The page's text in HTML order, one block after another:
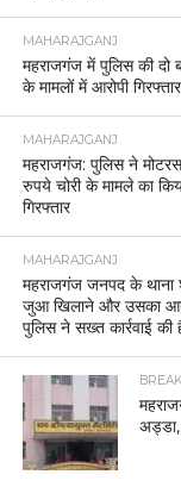
MAHARAJGANJ
महराजगंज में पुलिस की दो
के मामलों में आरोपी गिरफ्तार
MAHARAJGANJ
महराजगंज: पुलिस ने
रुपये चोरी के मामले का
गिरफ्तार
MAHARAJGANJ
महराजगंज जनपद के थाना
जुआ खिलाने और उसका
पुलिस ने सख्त कार्रवाई की
अड्डा,